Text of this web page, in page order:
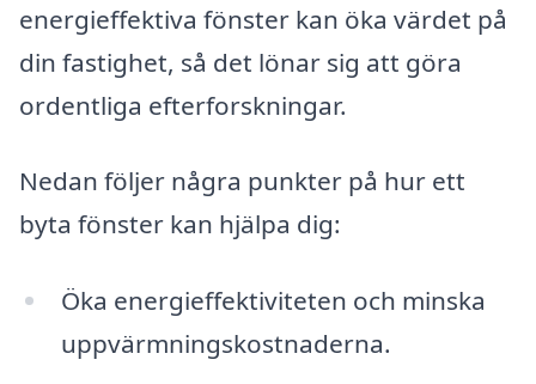
energieffektiva fönster kan öka värdet på
din fastighet, så det lönar sig att göra
ordentliga efterforskningar.
Nedan följer några punkter på hur ett
byta fönster kan hjälpa dig:
Öka energieffektiviteten och minska
uppvärmningskostnaderna.